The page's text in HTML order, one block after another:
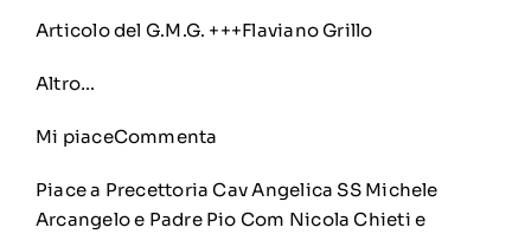
Articolo del G.M.G. +++Flaviano Grillo
Altro…
Mi piaceCommenta
Piace a Precettoria Cav Angelica SS Michele
Arcangelo e Padre Pio Com Nicola Chieti e